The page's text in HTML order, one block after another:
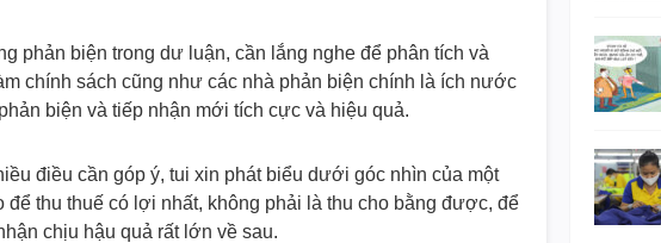
phản biện trong dư luận, cần lắng nghe để phân tích và
chính sách cũng như các nhà phản biện chính là ích nước
biện và tiếp nhận mới tích cực và hiệu quả.
điều cần góp ý, tui xin phát biểu dưới góc nhìn của một
thu thuế có lợi nhất, không phải là thu cho bằng được, để
chịu hậu quả rất lớn về sau.